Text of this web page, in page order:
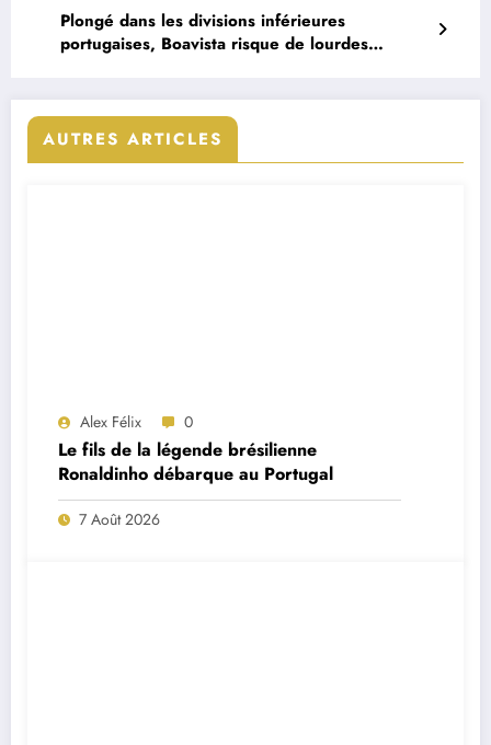
Plongé dans les divisions inférieures
portugaises, Boavista risque de lourdes
AUTRES ARTICLES
Alex Félix 0
Le fils de la légende brésilienne
Ronaldinho débarque au Portugal
7 Août 2026